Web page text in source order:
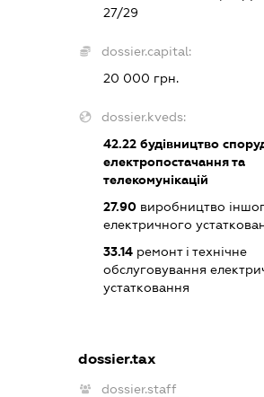
27/29
dossier.capital:
20 000 грн.
dossier.kveds:
42.22будівництво
електропостачання та
телекомунікацій
27.90виробництво
електричного
33.14ремонт і технічне
обслуговування
устатковання
dossier.tax
dossier.staff